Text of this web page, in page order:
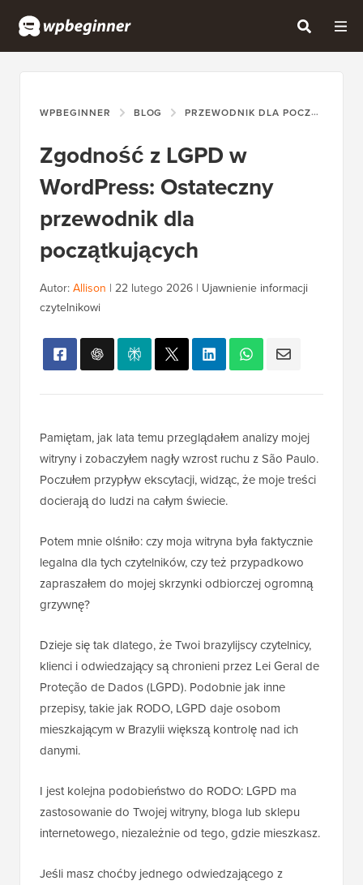
WPBEGINNER BLOG PRZEWODNIK DLA POCZĄTKUJĄCYCH
Zgodność z LGPD w
WordPress: Ostateczny
przewodnik dla
początkujących
Autor:Allison | 22 lutego 2026 | Ujawnienie informacji
czytelnikowi
Pamiętam, jak lata temu przeglądałem analizy mojej
witryny i zobaczyłem nagły wzrost ruchu z São Paulo.
Poczułem przypływ ekscytacji, widząc, że moje treści
docierają do ludzi na całym świecie.
Potem mnie olśniło: czy moja witryna była faktycznie
legalna dla tych czytelników, czy też przypadkowo
zapraszałem do mojej skrzynki odbiorczej ogromną
grzywnę?
Dzieje się tak dlatego, że Twoi brazylijscy czytelnicy,
klienci i odwiedzający są chronieni przez Lei Geral de
Proteção de Dados (LGPD). Podobnie jak inne
przepisy, takie jak RODO, LGPD daje osobom
mieszkającym w Brazylii większą kontrolę nad ich
danymi.
I jest kolejna podobieństwo do RODO: LGPD ma
zastosowanie do Twojej witryny, bloga lub sklepu
internetowego, niezależnie od tego, gdzie mieszkasz.
Jeśli masz choćby jednego odwiedzającego z